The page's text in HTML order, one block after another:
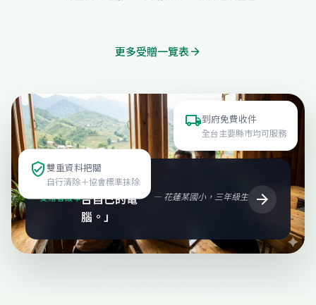
更多受贈一覽表 arrow_forward
受贈者故事
「這是我第一
台自己的電
腦。」
— 花蓮某國小，三年級生 arrow_forward
local_shipping到府免費收件
全台主要縣市均可服務
verified_user雙重資料把關
自行清除＋協會標準抹除